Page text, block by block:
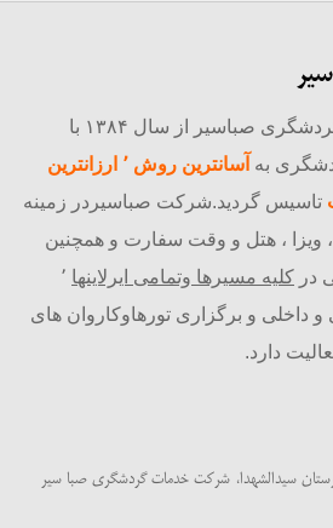
شرکت تعاونی خدمات گردشگری صباسیر از سال ۱۳۸۴ با
به
آسانترین روش ٬ ارزانترین
تاسیس گردید.شرکت صباسیردر زمینه
ویزا ، هتل و وقت سفارت و همچنین
در کلیه مسیرها وتمامی ایرلاینها ٬
و برگزاری تورهاوکاروان های
دارد.
سیدالشهدا، شرکت خدمات گردشگری صبا سیر